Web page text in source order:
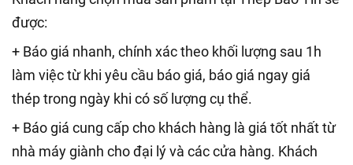
được:
+ Báo giá nhanh, chính xác theo khối lượng sau 1h
làm việc từ khi yêu cầu báo giá, báo giá ngay giá
thép trong ngày khi có số lượng cụ thể.
+ Báo giá cung cấp cho khách hàng là giá tốt nhất từ
nhà máy giành cho đại lý và các cửa hàng. Khách